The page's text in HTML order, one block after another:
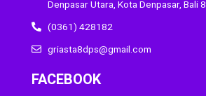
Denpasar Utara, Kota Denpasar, Bali
(0361) 428182
griasta8dps@gmail.com
FACEBOOK